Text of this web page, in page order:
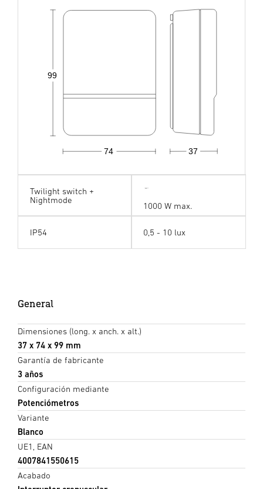
74 37
99
Twilight switch +
Nightmode
1000 W max.
IP54 0,5 - 10 lux
General
Dimensiones (long. x anch. x alt.)
37 x 74 x 99 mm
Garantía de fabricante
3 años
Configuración mediante
Potenciómetros
Variante
Blanco
UE1, EAN
4007841550615
Acabado